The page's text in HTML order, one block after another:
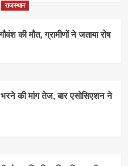
राजस्थान
की मौत, ग्रामीणों ने जताया रोष
की मांग तेज, बार एसोसिएशन ने